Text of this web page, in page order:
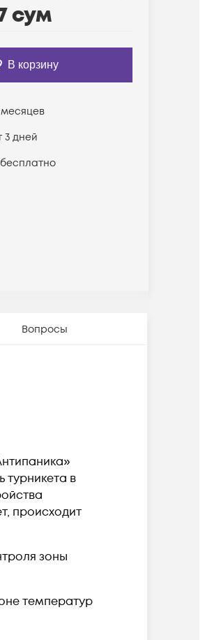
сум
В корзину
месяцев
3 дней
Вопросы
в
происходит
зоны
температур